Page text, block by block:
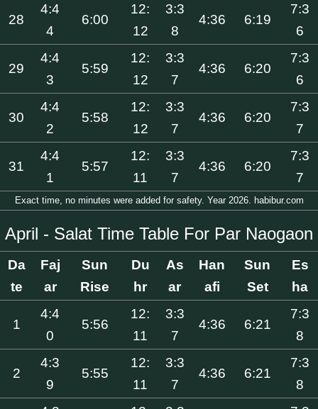
28
4:4
4
6:00
12:
12
3:3
8
4:36 6:19
7:3
6
29
4:4
3
5:59
12:
12
3:3
7
4:36 6:20
7:3
6
30
4:4
2
5:58
12:
12
3:3
7
4:36 6:20
7:3
7
31
4:4
1
5:57
12:
11
3:3
7
4:36 6:20
7:3
7
Exact time, no minutes were added for safety. Year 2026. habibur.com
April - Salat Time Table For Par Naogaon
Da
te
Faj
ar
Sun
Rise
Du
hr
As
ar
Han
afi
Sun
Set
Es
ha
1
4:4
0
5:56
12:
11
3:3
7
4:36 6:21
7:3
8
2
4:3
9
5:55
12:
11
3:3
7
4:36 6:21
7:3
8